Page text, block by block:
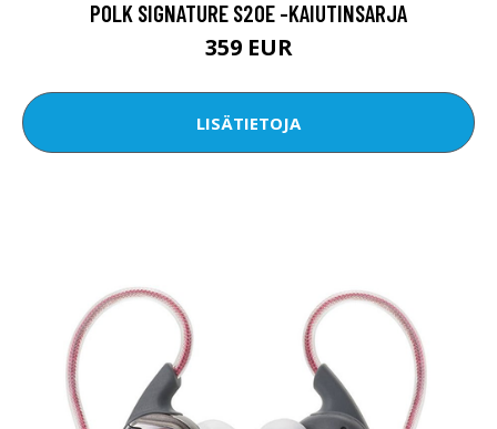
POLK SIGNATURE S20E -KAIUTINSARJA
359 EUR
LISÄTIETOJA